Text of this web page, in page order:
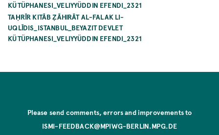
KÜTÜPHANESI_VELIYYÜDDIN EFENDI_2321
TAḤRĪR KITĀB ẒĀHIRĀT AL-FALAK LI-
UQLĪDIS_ISTANBUL_BEYAZIT DEVLET
KÜTÜPHANESI_VELIYYÜDDIN EFENDI_2321
Please send comments, errors and improvements to
ISMI-FEEDBACK@MPIWG-BERLIN.MPG.DE